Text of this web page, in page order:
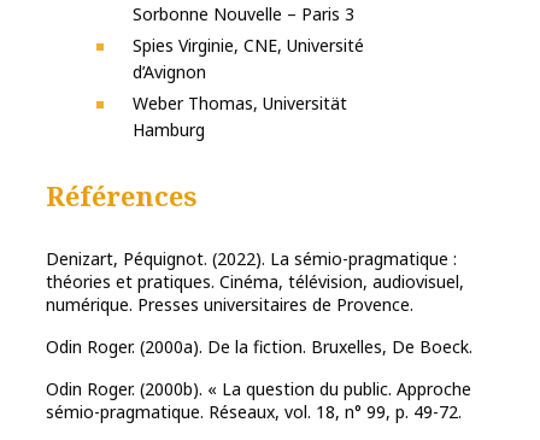
Sorbonne Nouvelle – Paris 3
Spies Virginie, CNE, Université
d’Avignon
Weber Thomas, Universität
Hamburg
Références
Denizart, Péquignot. (2022). La sémio-pragmatique :
théories et pratiques. Cinéma, télévision, audiovisuel,
numérique. Presses universitaires de Provence.
Odin Roger. (2000a). De la fiction. Bruxelles, De Boeck.
Odin Roger. (2000b). « La question du public. Approche
sémio-pragmatique. Réseaux, vol. 18, n° 99, p. 49-72.